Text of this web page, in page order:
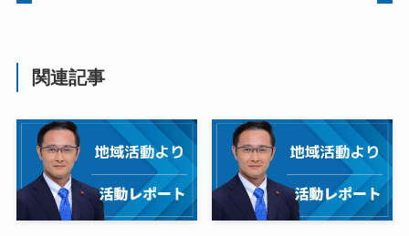
関連記事